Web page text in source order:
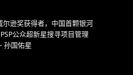
尔逊奖获得者，中国首颗银河
公众超新星搜寻项目管理
孙国佑星